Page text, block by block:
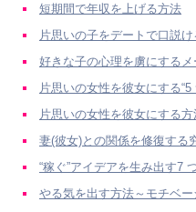
短期間で年収を上げる方法
片思いの子をデートで口説け
好きな子の心理を虜にするメ
片思いの女性を彼女にする“5
片思いの女性を彼女にする方
妻(彼女)との関係を修復する
“稼ぐ”アイデアを生み出す7
やる気を出す方法～モチベ